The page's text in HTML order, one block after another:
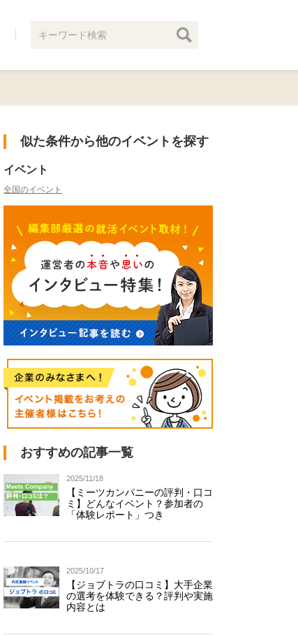
似た条件から他のイベントを探す
イベント
全国のイベント
おすすめの記事一覧
2025/11/18
【ミーツカンパニーの評判・口コ
ミ】どんなイベント？参加者の
「体験レポート」つき
2025/10/17
【ジョブトラの口コミ】大手企業
の選考を体験できる？評判や実施
内容とは